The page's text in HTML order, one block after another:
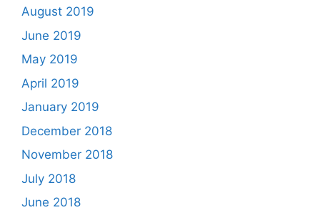
August 2019
June 2019
May 2019
April 2019
January 2019
December 2018
November 2018
July 2018
June 2018